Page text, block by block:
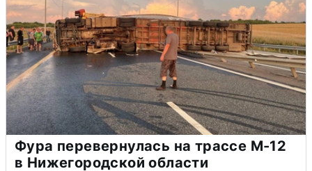
Фура перевернулась на трассе М-12
в Нижегородской области